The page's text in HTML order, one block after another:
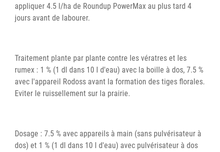
appliquer 4.5 l/ha de Roundup PowerMax au plus tard 4
jours avant de labourer.
Traitement plante par plante contre les vératres et les
rumex : 1 % (1 dl dans 10 l d'eau) avec la boille à dos, 7.5 %
avec l'appareil Rodoss avant la formation des tiges florales.
Eviter le ruissellement sur la prairie.
Dosage : 7.5 % avec appareils à main (sans pulvérisateur à
dos) et 1 % (1 dl dans 10 l d'eau) avec pulvérisateur à dos